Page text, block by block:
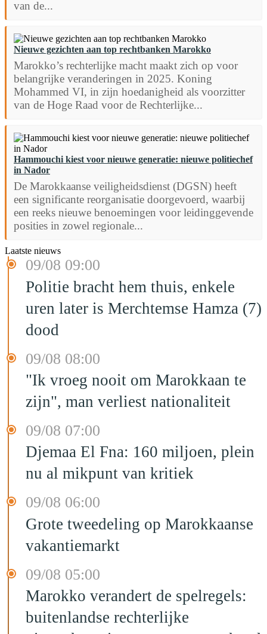
van de...
Nieuwe gezichten aan top rechtbanken Marokko
Marokko’s rechterlijke macht maakt zich op voor
belangrijke veranderingen in 2025. Koning
Mohammed VI, in zijn hoedanigheid als voorzitter
van de Hoge Raad voor de Rechterlijke...
Hammouchi kiest voor nieuwe generatie: nieuwe politiechef
in Nador
De Marokkaanse veiligheidsdienst (DGSN) heeft
een significante reorganisatie doorgevoerd, waarbij
een reeks nieuwe benoemingen voor leidinggevende
posities in zowel regionale...
Laatste nieuws
09/08 09:00
Politie bracht hem thuis, enkele
uren later is Merchtemse Hamza (7)
dood
09/08 08:00
"Ik vroeg nooit om Marokkaan te
zijn", man verliest nationaliteit
09/08 07:00
Djemaa El Fna: 160 miljoen, plein
nu al mikpunt van kritiek
09/08 06:00
Grote tweedeling op Marokkaanse
vakantiemarkt
09/08 05:00
Marokko verandert de spelregels:
buitenlandse rechterlijke